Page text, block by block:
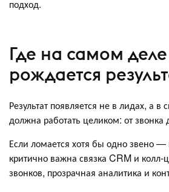
подход.
Где на самом деле
рождается
Результат появляется не в лидах, а в
должна работать целиком: от звонка
Если ломается хотя бы одно звено —
критично важна связка CRM и колл-
звонков, прозрачная аналитика и